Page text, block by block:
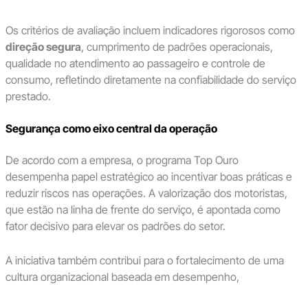
Os critérios de avaliação incluem indicadores rigorosos como
direção segura, cumprimento de padrões operacionais,
qualidade no atendimento ao passageiro e controle de
consumo, refletindo diretamente na confiabilidade do serviço
prestado.
Segurança como eixo central da operação
De acordo com a empresa, o programa Top Ouro
desempenha papel estratégico ao incentivar boas práticas e
reduzir riscos nas operações. A valorização dos motoristas,
que estão na linha de frente do serviço, é apontada como
fator decisivo para elevar os padrões do setor.
A iniciativa também contribui para o fortalecimento de uma
cultura organizacional baseada em desempenho,